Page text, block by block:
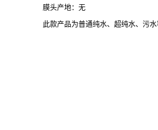
膜头产地：无
此款产品为普通纯水、超纯水、污